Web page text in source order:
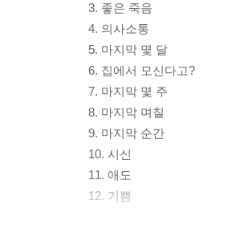
3. 좋은 죽음
4. 의사소통
5. 마지막 몇 달
6. 집에서 모신다고?
7. 마지막 몇 주
8. 마지막 며칠
9. 마지막 순간
10. 시신
11. 애도
12. 기쁨